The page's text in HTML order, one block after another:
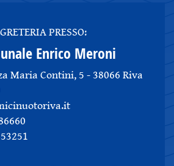
PRESSO:
Enrico Meroni
Maria Contini, 5 - 38066 Riva